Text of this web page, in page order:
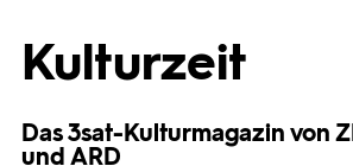
Kulturzeit
Das 3sat-Kulturmagazin von
und ARD